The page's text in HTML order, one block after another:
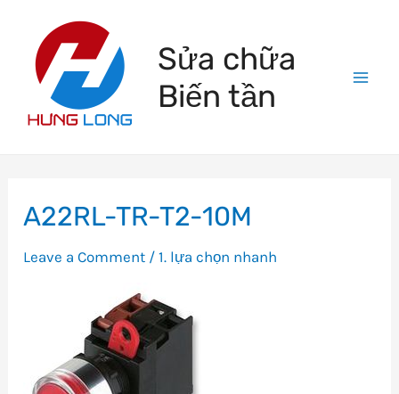
content
Sửa chữa
Biến tần
A22RL-TR-T2-10M
Leave a Comment /1. lựa chọn nhanh